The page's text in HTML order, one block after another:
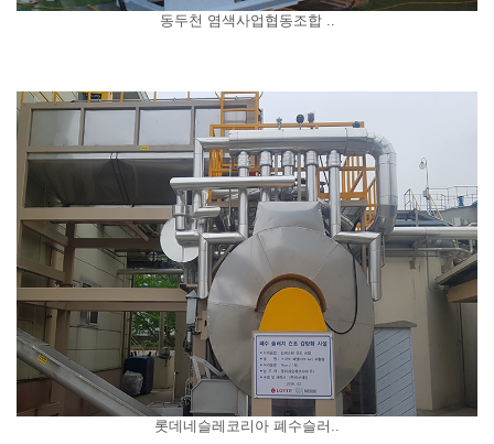
동두천 염색사업협동조합 ..
롯데네슬레코리아 폐수슬러..